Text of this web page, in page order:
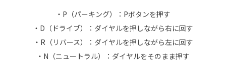
・P（パーキング）：Pボタンを押す
・D（ドライブ）：ダイヤルを押しながら右に回す
・R（リバース）：ダイヤルを押しながら左に回す
・N（ニュートラル）：ダイヤルをそのまま押す